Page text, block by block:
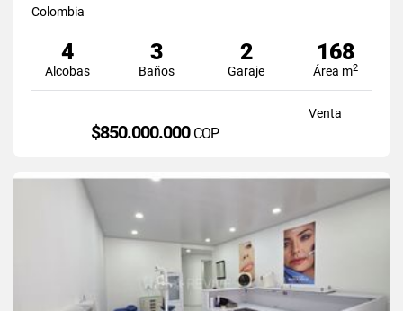
Colombia
4
Alcobas
3
Baños
2
Garaje
168
Área m2
Venta
$850.000.000 COP